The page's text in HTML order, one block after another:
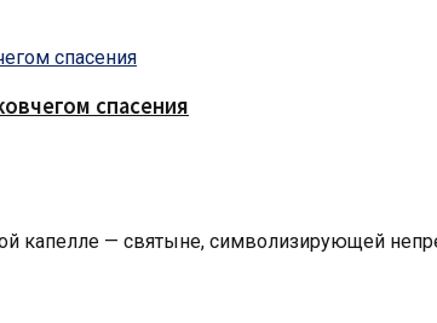
спасения
— святыне, символизирующей